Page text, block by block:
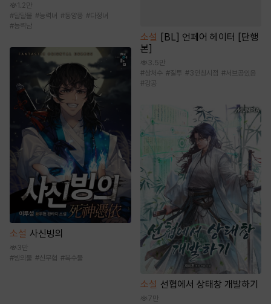
1.2만
#달달물 #능력녀 #동양풍 #다정녀
#능력남
소설 사신빙의
3만
#빙의물 #신무협 #복수물
소설 [BL] 언페어 헤이터 [단행
본]
3.5만
#상처수 #질투 #3인칭시점 #서브공있음
#강공
소설 선협에서 상태창 개발하기
7만